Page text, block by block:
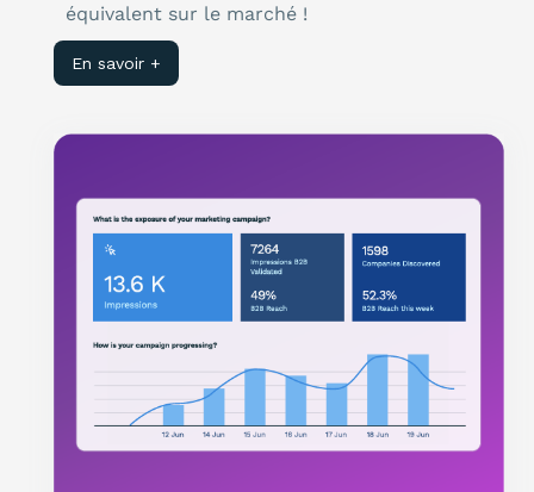
équivalent sur le marché !
En savoir +